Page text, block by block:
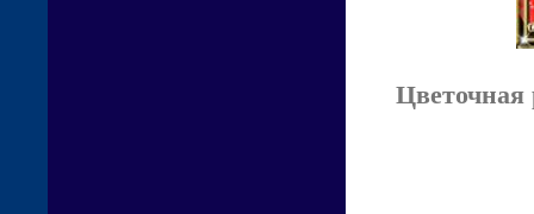
Цветочная